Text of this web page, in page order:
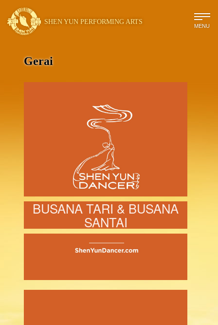
SHEN YUN PERFORMING ARTS MENU
Gerai
BUSANA TARI & BUSANA
SANTAI